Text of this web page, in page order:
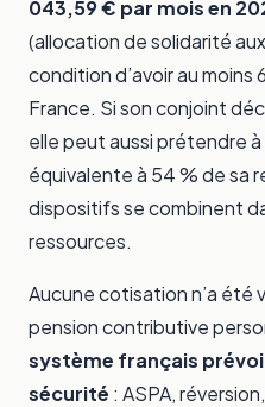
043,59 € par mois en
(allocation de solidarité
condition d’avoir au moins
France. Si son conjoint
elle peut aussi prétendre à
équivalente à 54 % de sa
dispositifs se combinent
ressources.
Aucune cotisation n’a été
pension contributive
système français
sécurité : ASPA,